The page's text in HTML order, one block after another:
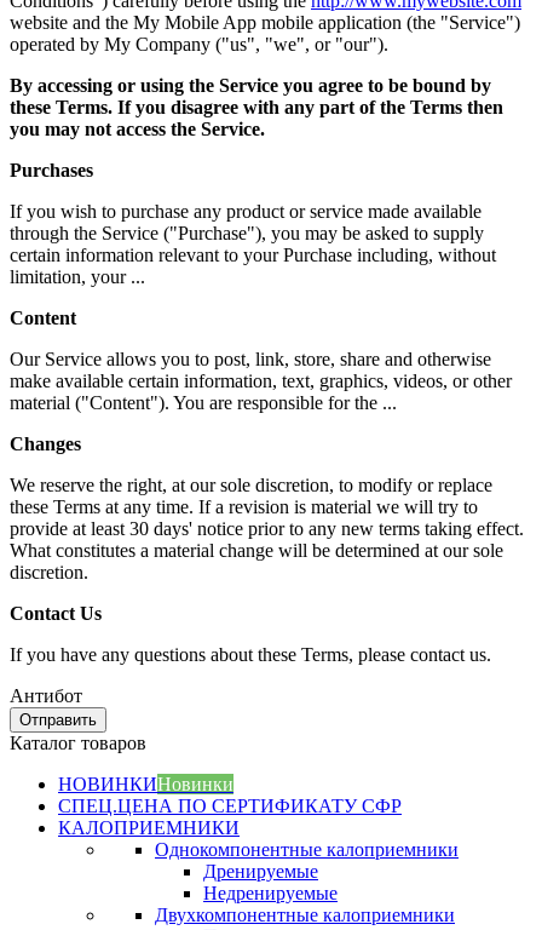
website and the My Mobile App mobile application (the "Service")
operated by My Company ("us", "we", or "our").
By accessing or using the Service you agree to be bound by
these Terms. If you disagree with any part of the Terms then
you may not access the Service.
Purchases
If you wish to purchase any product or service made available
through the Service ("Purchase"), you may be asked to supply
certain information relevant to your Purchase including, without
limitation, your ...
Content
Our Service allows you to post, link, store, share and otherwise
make available certain information, text, graphics, videos, or other
material ("Content"). You are responsible for the ...
Changes
We reserve the right, at our sole discretion, to modify or replace
these Terms at any time. If a revision is material we will try to
provide at least 30 days' notice prior to any new terms taking effect.
What constitutes a material change will be determined at our sole
discretion.
Contact Us
If you have any questions about these Terms, please contact us.
Антибот
Отправить
Каталог товаров
НОВИНКИНовинки
СПЕЦ.ЦЕНА ПО СЕРТИФИКАТУ СФР
КАЛОПРИЕМНИКИ
Однокомпонентные калоприемники
Дренируемые
Недренируемые
Двухкомпонентные калоприемники